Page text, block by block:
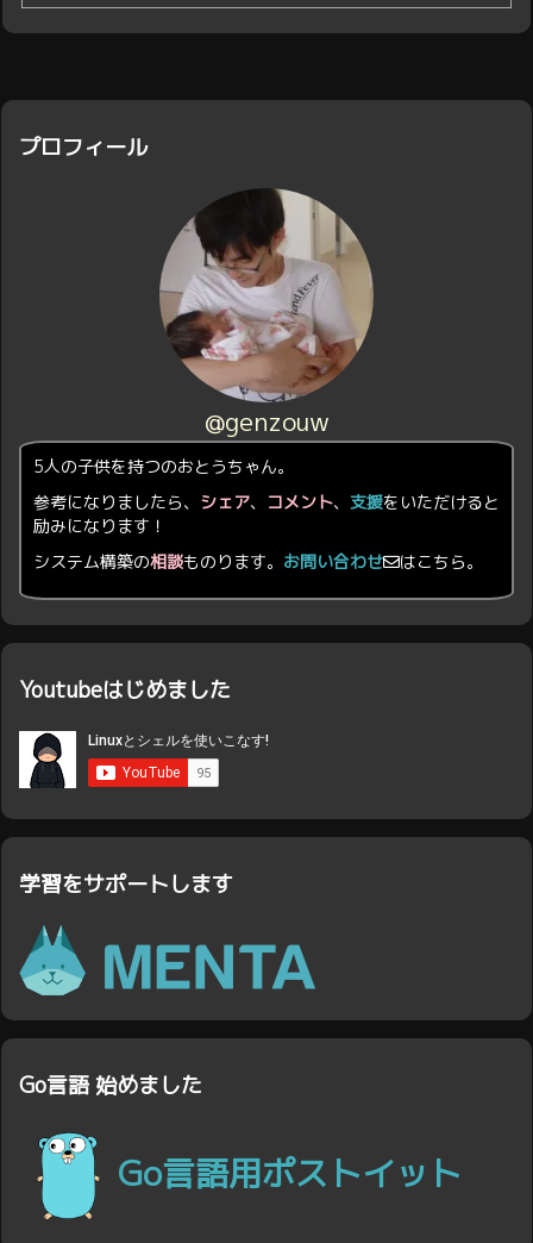
プロフィール
@genzouw
5人の子供を持つのおとうちゃん。
参考になりましたら、 シェア、 コメント、 支援をいただけると
励みになります！
システム構築の相談ものります。 お問い合わせ はこちら。
Youtubeはじめました
学習をサポートします
Go言語 始めました
Go言語用ポストイット